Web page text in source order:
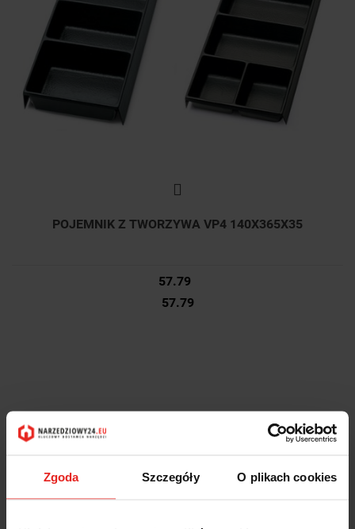
Zgoda Szczegóły O plikach cookies
POJEMNIK Z TWORZYWA VP4 140X365X35
57.79
57.79